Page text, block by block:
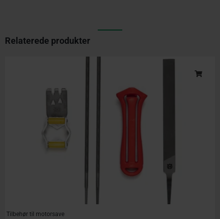
Relaterede produkter
Tilbehør til motorsave